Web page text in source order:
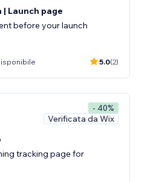
| Launch page
before your launch
5.0(2)
- 40%
Verificata da Wix
tracking page for